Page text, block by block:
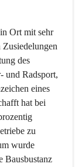
Ort mit sehr
des
und Radsport,
eines
hat bei
zu
wurde
Bausbustanz